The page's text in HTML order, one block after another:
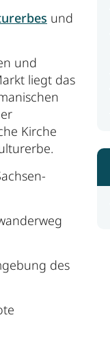
und
und
liegt das
Kirche
des